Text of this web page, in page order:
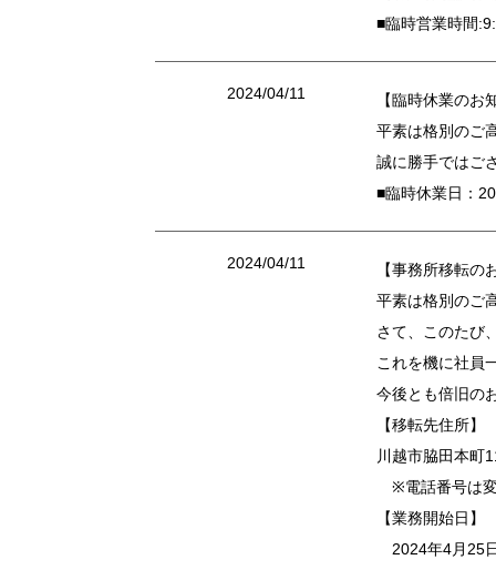
■臨時営業時間
2024/04/11
【臨時休業のお
平素は格別のご
誠に勝手ではご
■臨時休業日：
2024/04/11
【事務所移転の
平素は格別のご
さて、このたび
これを機に社員
今後とも倍旧の
【移転先住所】
川越市脇田本町
※電話番号は
【業務開始日】
2024年4月25